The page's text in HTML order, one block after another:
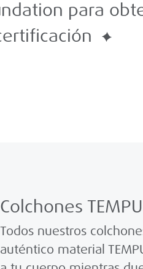
Visite
para
Colchones
Todos nuestros